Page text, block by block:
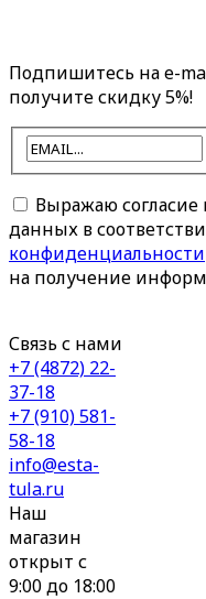
Подпишитесь на e-
получите скидку 5%!
Выражаю согласие
данных в
конфиденциальности
на получение
Связь с нами
+7 (4872) 22-
37-18
+7 (910) 581-
58-18
info@esta-
tula.ru
Наш
магазин
открыт с
9:00 до 18:00